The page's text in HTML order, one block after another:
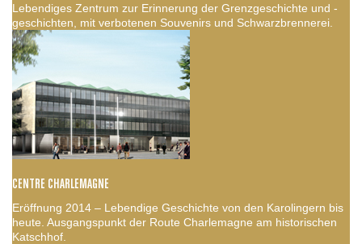
Lebendiges Zentrum zur Erinnerung der Grenzgeschichte und -
geschichten, mit verbotenen Souvenirs und Schwarzbrennerei.
CENTRE CHARLEMAGNE
Eröffnung 2014 – Lebendige Geschichte von den Karolingern bis
heute. Ausgangspunkt der Route Charlemagne am historischen
Katschhof.